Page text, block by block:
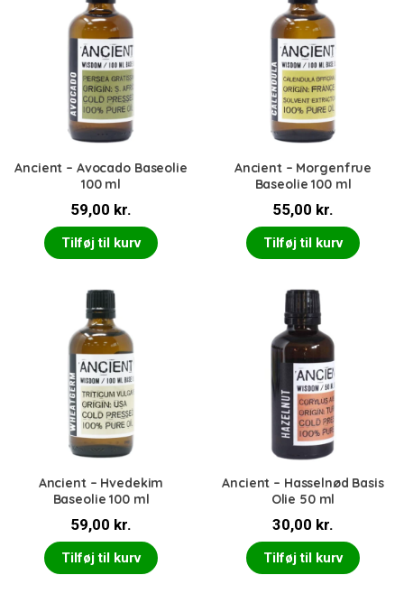
Ancient – Avocado Baseolie
100 ml
59,00 kr.
Tilføj til kurv
Ancient – Morgenfrue
Baseolie 100 ml
55,00 kr.
Tilføj til kurv
Ancient – Hvedekim
Baseolie 100 ml
59,00 kr.
Tilføj til kurv
Ancient – Hasselnød Basis
Olie 50 ml
30,00 kr.
Tilføj til kurv